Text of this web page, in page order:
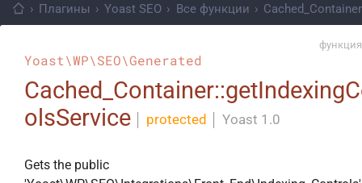
› Плагины › Yoast SEO › Все функции › Cached_Container
Yoast\WP\SEO\Generated
olsService
protected Yoast 1.0
Gets the public